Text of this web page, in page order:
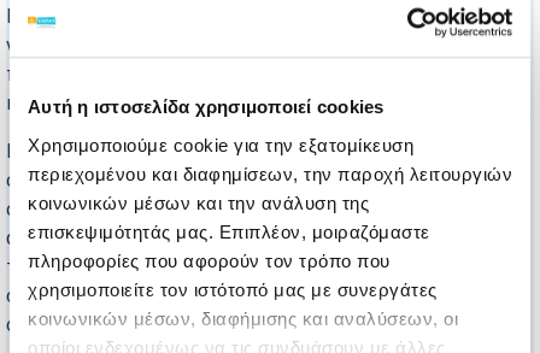
Αυτή η ιστοσελίδα χρησιμοποιεί cookies
Χρησιμοποιούμε cookie για την εξατομίκευση
περιεχομένου και διαφημίσεων, την παροχή λειτουργιών
κοινωνικών μέσων και την ανάλυση της
επισκεψιμότητάς μας. Επιπλέον, μοιραζόμαστε
πληροφορίες που αφορούν τον τρόπο που
χρησιμοποιείτε τον ιστότοπό μας με συνεργάτες
κοινωνικών μέσων, διαφήμισης και αναλύσεων, οι
οποίοι ενδεχομένως να τις συνδυάσουν με άλλες
Καθώς η οικογένεια αποτελεί ένα σύστημα που καλείται
να αντιμετωπίσει προκλήσεις κατά την ανατροφή των
παιδιών, συχνά η κατάλληλη υποστήριξη και
καθοδήγηση είναι απαραίτητη.
Η συμβουλευτική γονέων συχνά εστιάζει στην
συναισθηματική ανάπτυξη του παιδιού, τη διαχείριση
συμπεριφορών, την ανάπτυξη δεξιοτήτων
αποτελεσματικής επικοινωνίας, την ενίσχυση
του γονεϊκού ρόλου αλλά και των σχέσεων μέσα στην
οικογένεια και αποδεδειγμένα συμβάλλει στην
οικογενειακή ευημερία.